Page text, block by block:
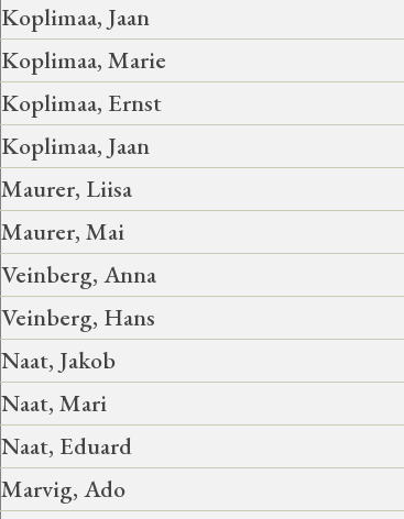
Koplimaa, Jaan
Koplimaa, Marie
Koplimaa, Ernst
Koplimaa, Jaan
Maurer, Liisa
Maurer, Mai
Veinberg, Anna
Veinberg, Hans
Naat, Jakob
Naat, Mari
Naat, Eduard
Marvig, Ado